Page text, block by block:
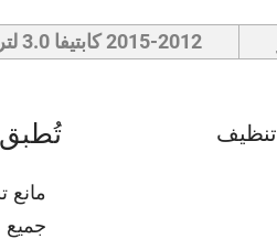
2015-2012 كابتيفا 3.0 لتر
تنظيف
مانع
جميع